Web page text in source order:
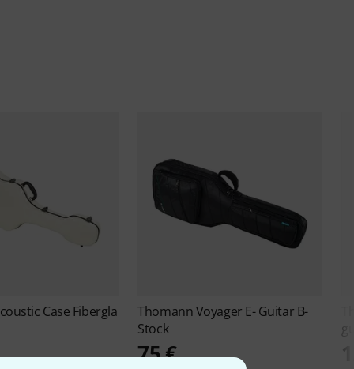
Case Fibergla ThomannVoyager E- Guitar B-
Stock
75 €